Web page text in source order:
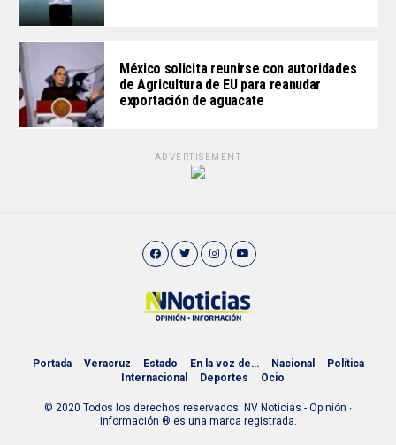
México solicita reunirse con autoridades
de Agricultura de EU para reanudar
exportación de aguacate
ADVERTISEMENT
Portada Veracruz Estado En la voz de… Nacional
Política
Internacional
Deportes Ocio
© 2020 Todos los derechos reservados. NV Noticias - Opinión ∙
Información ® es una marca registrada.